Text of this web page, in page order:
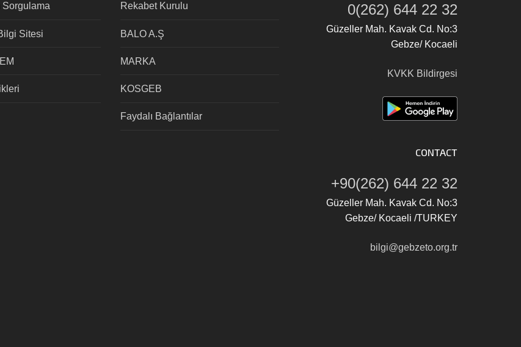
Sitesi
Rekabet Kurulu
BALO A.Ş
MARKA
KOSGEB
Faydalı Bağlantılar
0(262) 644 22 32
Güzeller Mah. Kavak Cd. No:3
Gebze/ Kocaeli
KVKK Bildirgesi
CONTACT
+90(262) 644 22 32
Güzeller Mah. Kavak Cd. No:3
Gebze/ Kocaeli /TURKEY
bilgi@gebzeto.org.tr